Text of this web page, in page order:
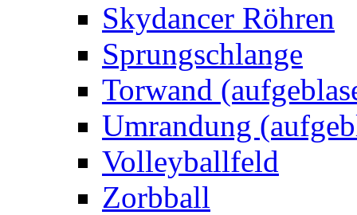
Skydancer Röhren
Sprungschlange
Torwand
Umrandung
Volleyballfeld
Zorbball